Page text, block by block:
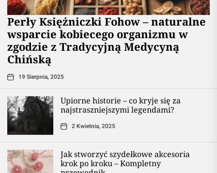
Perły Księżniczki Fohow – naturalne
wsparcie kobiecego organizmu w
zgodzie z Tradycyjną Medycyną
Chińską
19 Sierpnia, 2025
Upiorne historie – co kryje się za
najstraszniejszymi legendami?
2 Kwietnia, 2025
Jak stworzyć szydełkowe akcesoria
krok po kroku – Kompletny